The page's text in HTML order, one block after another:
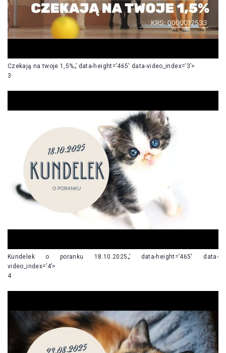
Czekają na twoje 1,5%„’ data-height=’465′ data-video_index=’3’>
3
Kundelek o poranku 18.10.2025„’ data-height=’465′ data-
video_index=’4’>
4